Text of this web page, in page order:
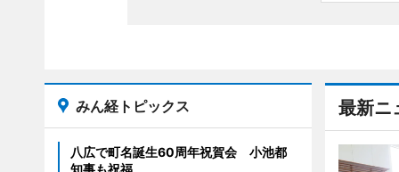
最新ニ
みん経トピックス
八広で町名誕生60周年祝賀会 小池都
知事も祝福